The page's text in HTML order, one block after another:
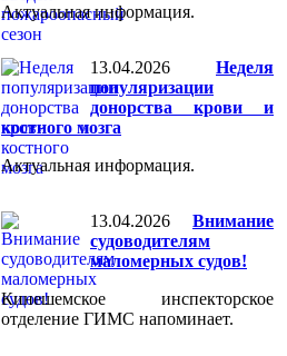
Актуальная информация.
13.04.2026
Неделя
популяризации
донорства крови и
костного мозга
Актуальная информация.
13.04.2026
Внимание
судоводителям
маломерных судов!
Кинешемское инспекторское
отделение ГИМС напоминает.